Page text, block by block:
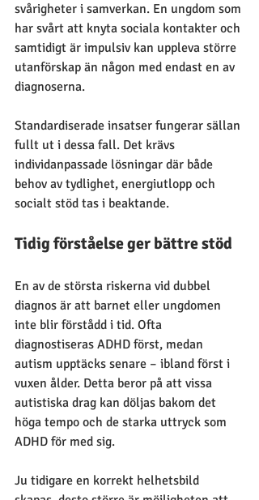
svårigheter i samverkan. En ungdom som
har svårt att knyta sociala kontakter och
samtidigt är impulsiv kan uppleva större
utanförskap än någon med endast en av
diagnoserna.
Standardiserade insatser fungerar sällan
fullt ut i dessa fall. Det krävs
individanpassade lösningar där både
behov av tydlighet, energiutlopp och
socialt stöd tas i beaktande.
Tidig förståelse ger bättre stöd
En av de största riskerna vid dubbel
diagnos är att barnet eller ungdomen
inte blir förstådd i tid. Ofta
diagnostiseras ADHD först, medan
autism upptäcks senare – ibland först i
vuxen ålder. Detta beror på att vissa
autistiska drag kan döljas bakom det
höga tempo och de starka uttryck som
ADHD för med sig.
Ju tidigare en korrekt helhetsbild